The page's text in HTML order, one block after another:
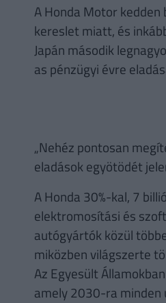
A Honda Motor
kereslet miatt, és
Japán második
as pénzügyi évre
„Nehéz pontosan
eladások egyötödét
A Honda 30%-kal, 7
elektromosítási és
autógyártók közül
miközben világszerte
Az Egyesült
amely 2030-ra